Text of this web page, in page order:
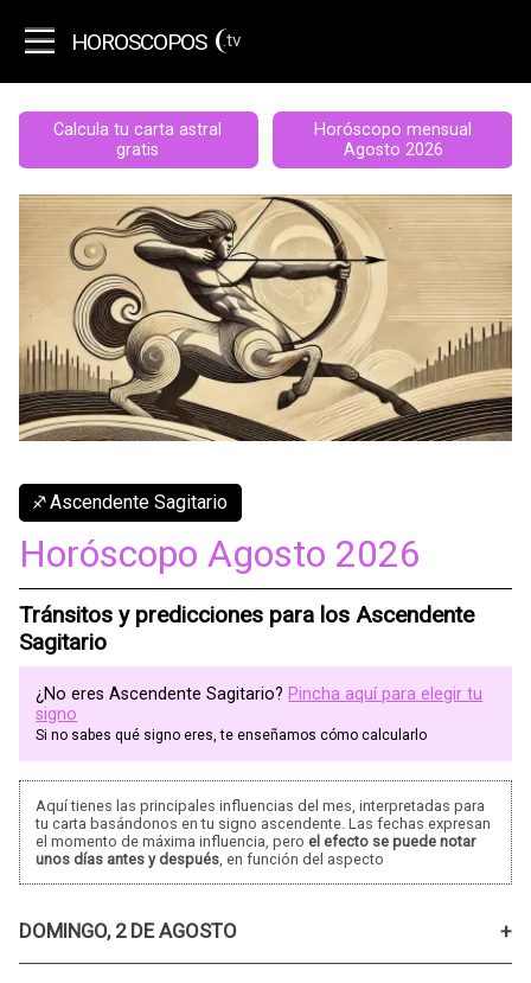
HOROSCOPOS .tv
Calcula tu carta astral
gratis
Horóscopo mensual
Agosto 2026
Ascendente Sagitario
Horóscopo Agosto 2026
Tránsitos y predicciones para los Ascendente
Sagitario
¿No eres Ascendente Sagitario? Pincha aquí para elegir tu
signo
Si no sabes qué signo eres, te enseñamos cómo calcularlo
Aquí tienes las principales influencias del mes, interpretadas para
tu carta basándonos en tu signo ascendente. Las fechas expresan
el momento de máxima influencia, pero el efecto se puede notar
unos días antes y después, en función del aspecto
DOMINGO, 2 DE AGOSTO